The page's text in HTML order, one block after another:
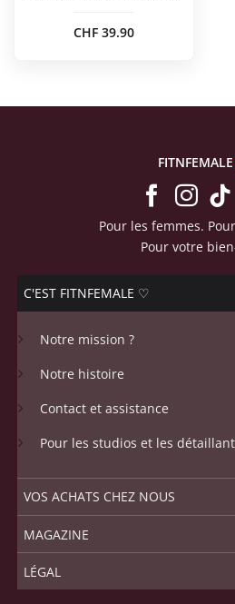
CHF 39.90
FITNFEMALE
Pour les femmes.
Pour votre
C'EST FITNFEMALE ♡
Notre mission ?
Notre histoire
Contact et assistance
Pour les studios et les
VOS ACHATS CHEZ NOUS
MAGAZINE
LÉGAL